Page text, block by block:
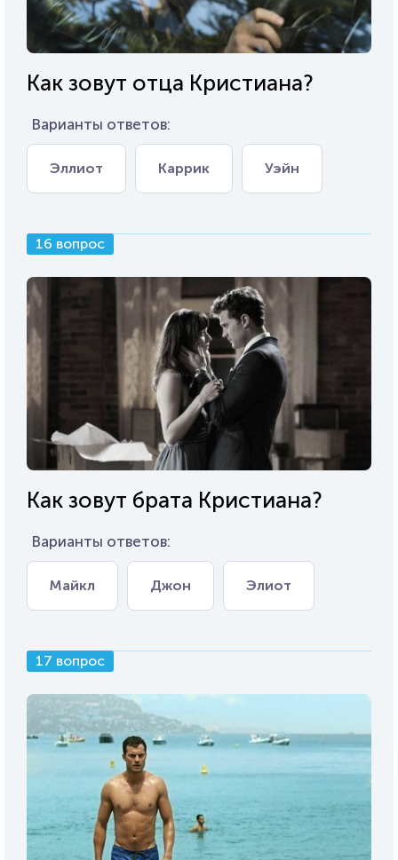
Как зовут отца Кристиана?
Варианты ответов:
Эллиот Каррик Уэйн
16 вопрос
Как зовут брата Кристиана?
Варианты ответов:
Майкл Джон Элиот
17 вопрос